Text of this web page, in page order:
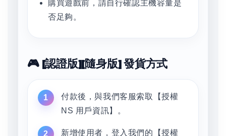
購買遊戲前，請自行確認主機容量是
否足夠。
🎮 [認證版][隨身版] 發貨方式
付款後，與我們客服索取【授權
NS 用戶資訊】。
新增使用者，登入我們的【授權